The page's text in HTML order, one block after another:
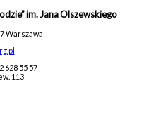
im. Jana Olszewskiego
Warszawa
628 55 57
113